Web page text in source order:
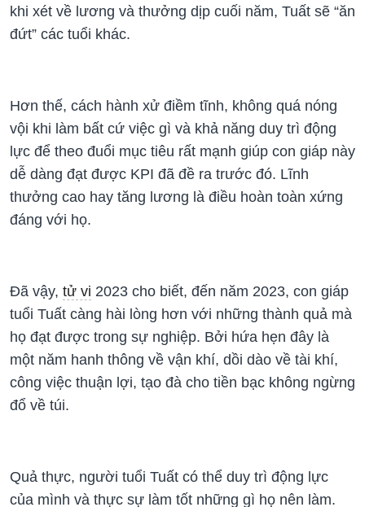
khi xét về lương và thưởng dịp cuối năm, Tuất sẽ “ăn
đứt” các tuổi khác.
Hơn thế, cách hành xử điềm tĩnh, không quá nóng
vội khi làm bất cứ việc gì và khả năng duy trì động
lực để theo đuổi mục tiêu rất mạnh giúp con giáp này
dễ dàng đạt được KPI đã đề ra trước đó. Lĩnh
thưởng cao hay tăng lương là điều hoàn toàn xứng
đáng với họ.
Đã vậy, tử vi 2023 cho biết, đến năm 2023, con giáp
tuổi Tuất càng hài lòng hơn với những thành quả mà
họ đạt được trong sự nghiệp. Bởi hứa hẹn đây là
một năm hanh thông về vận khí, dồi dào về tài khí,
công việc thuận lợi, tạo đà cho tiền bạc không ngừng
đổ về túi.
Quả thực, người tuổi Tuất có thể duy trì động lực
của mình và thực sự làm tốt những gì họ nên làm.